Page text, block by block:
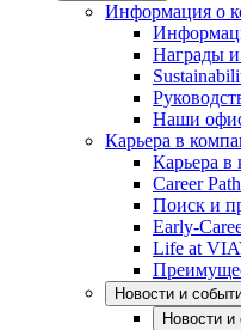
Информация о
Награды
Наши
Карьера в
Карьера в
Career
Поиск и
Early-
Life at
Новости и
Новости и